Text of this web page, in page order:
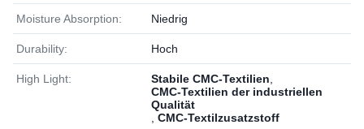
Moisture Absorption: Niedrig
Durability: Hoch
High Light: Stabile CMC-Textilien
CMC-Textilien der industriellen
Qualität
CMC-Textilzusatzstoff